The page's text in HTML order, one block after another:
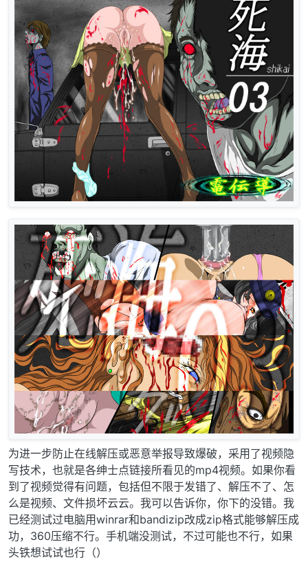
为进一步防止在线解压或恶意举报导致爆破，采用了视频隐
写技术，也就是各绅士点链接所看见的mp4视频。如果你看
到了视频觉得有问题，包括但不限于发错了、解压不了、怎
么是视频、文件损坏云云。我可以告诉你，你下的没错。我
已经测试过电脑用winrar和bandizip改成zip格式能够解压成
功，360压缩不行。手机端没测试，不过可能也不行，如果
头铁想试试也行（）